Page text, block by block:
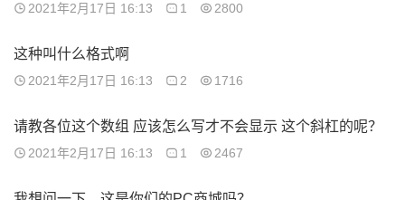
2021年2月17日 16:13 1 2800
这种叫什么格式啊
2021年2月17日 16:13 2 1716
请教各位这个数组 应该怎么写才不会显示 这个斜杠的呢？
2021年2月17日 16:13 1 2467